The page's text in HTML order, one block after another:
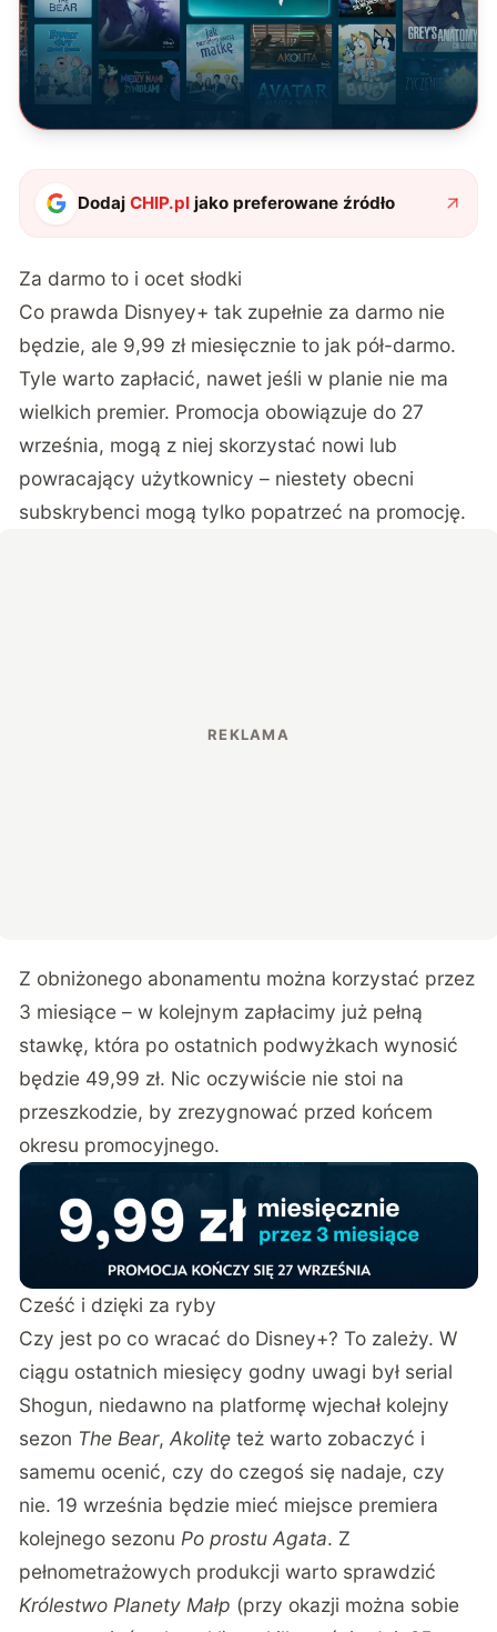
DodajCHIP.pl jako preferowane źródło
Za darmo to i ocet słodki
Co prawda Disnyey+ tak zupełnie za darmo nie
będzie, ale 9,99 zł miesięcznie to jak pół-darmo.
Tyle warto zapłacić, nawet jeśli w planie nie ma
wielkich premier. Promocja obowiązuje do 27
września, mogą z niej skorzystać nowi lub
powracający użytkownicy – niestety obecni
subskrybenci mogą tylko popatrzeć na promocję.
Z obniżonego abonamentu można korzystać przez
3 miesiące – w kolejnym zapłacimy już pełną
stawkę, która po ostatnich podwyżkach wynosić
będzie 49,99 zł. Nic oczywiście nie stoi na
przeszkodzie, by zrezygnować przed końcem
okresu promocyjnego.
Cześć i dzięki za ryby
Czy jest po co wracać do Disney+? To zależy. W
ciągu ostatnich miesięcy godny uwagi był serial
Shogun, niedawno na platformę wjechał kolejny
sezon The Bear,Akolitę też warto zobaczyć i
samemu ocenić, czy do czegoś się nadaje, czy
nie. 19 września będzie mieć miejsce premiera
kolejnego sezonu Po prostu Agata. Z
pełnometrażowych produkcji warto sprawdzić
Królestwo Planety Małp (przy okazji można sobie